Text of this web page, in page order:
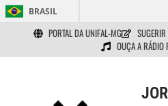
BRASIL
PORTAL DA UNIFAL-MG SUGERIR
OUÇA A RÁDIO